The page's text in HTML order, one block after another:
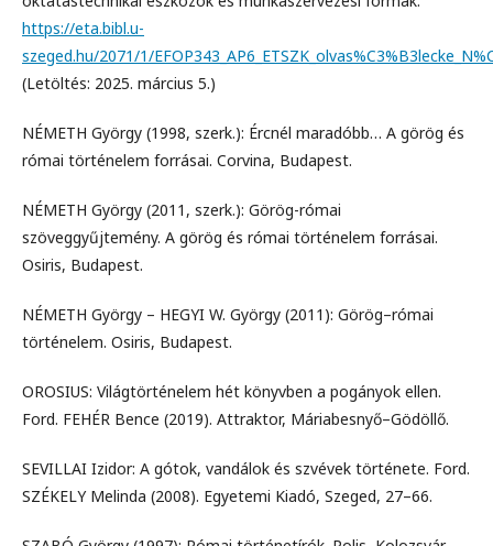
https://eta.bibl.u-
szeged.hu/2071/1/
(Letöltés: 2025. március 5.)
NÉMETH György (1998, szerk.): Ércnél maradóbb… A görög és
római történelem forrásai. Corvina, Budapest.
NÉMETH György (2011, szerk.): Görög-római
szöveggyűjtemény. A görög és római történelem forrásai.
Osiris, Budapest.
NÉMETH György – HEGYI W. György (2011): Görög–római
történelem. Osiris, Budapest.
OROSIUS: Világtörténelem hét könyvben a pogányok ellen.
Ford. FEHÉR Bence (2019). Attraktor, Máriabesnyő–Gödöllő.
SEVILLAI Izidor: A gótok, vandálok és szvévek története. Ford.
SZÉKELY Melinda (2008). Egyetemi Kiadó, Szeged, 27–66.